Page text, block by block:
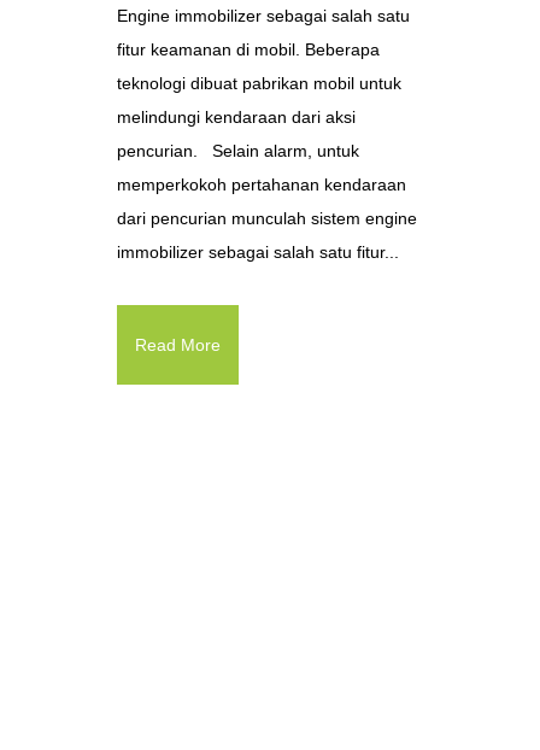
Engine immobilizer sebagai salah satu
fitur keamanan di mobil. Beberapa
teknologi dibuat pabrikan mobil untuk
melindungi kendaraan dari aksi
pencurian. Selain alarm, untuk
memperkokoh pertahanan kendaraan
dari pencurian munculah sistem engine
immobilizer sebagai salah satu fitur...
Read More